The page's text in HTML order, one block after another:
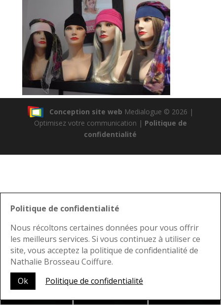
Conception site web Medialogue © 2026 |
Optimisez votre communication | Politique de
confidentialité
Politique de confidentialité
Nous récoltons certaines données pour vous offrir
les meilleurs services. Si vous continuez à utiliser ce
site, vous acceptez la politique de confidentialité de
Nathalie Brosseau Coiffure.
Ok
Politique de confidentialité